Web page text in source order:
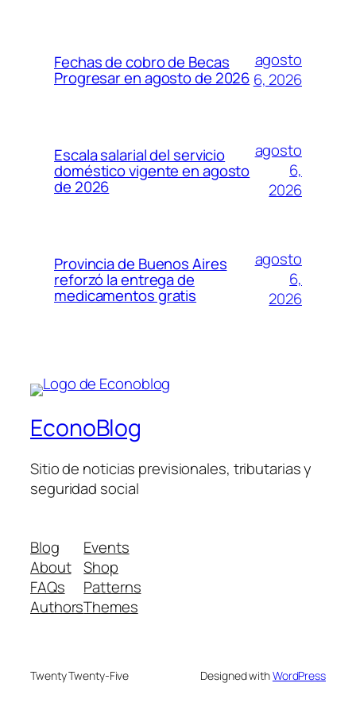
Fechas de cobro de Becas
Progresar en agosto de 2026
agosto
6, 2026
Escala salarial del servicio
doméstico vigente en agosto
de 2026
agosto
6,
2026
Provincia de Buenos Aires
reforzó la entrega de
medicamentos gratis
agosto
6,
2026
EconoBlog
Sitio de noticias previsionales, tributarias y
seguridad social
Blog
About
FAQs
Authors
Events
Shop
Patterns
Themes
Twenty Twenty-Five Designed withWordPress